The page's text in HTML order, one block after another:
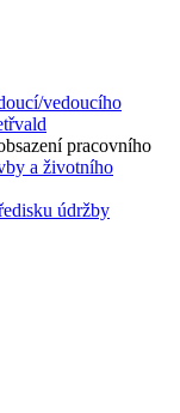
vedoucího
pracovního
a životního
údržby